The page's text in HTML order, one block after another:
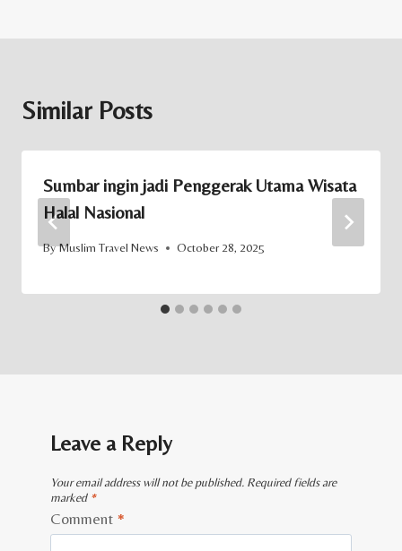
Similar Posts
Sumbar ingin jadi Penggerak Utama Wisata
Halal Nasional
ByMuslim Travel News October 28, 2025
Leave a Reply
Your email address will not be published. Required fields are
marked *
Comment *